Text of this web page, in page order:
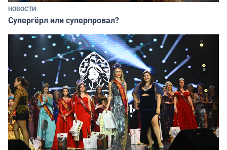
НОВОСТИ
Супергёрл или суперпровал?